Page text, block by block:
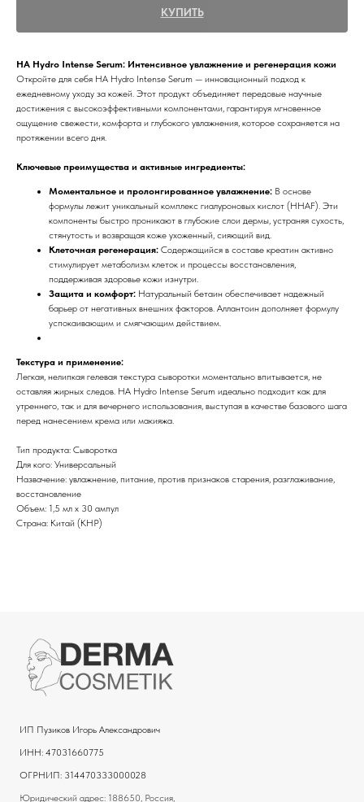
КУПИТЬ
HA Hydro Intense Serum: Интенсивное увлажнение и регенерация кожи
Откройте для себя HA Hydro Intense Serum — инновационный подход к
ежедневному уходу за кожей. Этот продукт объединяет передовые научные
достижения с высокоэффективными компонентами, гарантируя мгновенное
ощущение свежести, комфорта и глубокого увлажнения, которое сохраняется на
протяжении всего дня.
Ключевые преимущества и активные ингредиенты:
Моментальное и пролонгированное увлажнение: В основе
формулы лежит уникальный комплекс гиалуроновых кислот (HHAF). Эти
компоненты быстро проникают в глубокие слои дермы, устраняя сухость,
стянутость и возвращая коже ухоженный, сияющий вид.
Клеточная регенерация: Содержащийся в составе креатин активно
стимулирует метаболизм клеток и процессы восстановления,
поддерживая здоровье кожи изнутри.
Защита и комфорт: Натуральный бетаин обеспечивает надежный
барьер от негативных внешних факторов. Аллантоин дополняет формулу
успокаивающим и смягчающим действием.
Текстура и применение:
Легкая, нелипкая гелевая текстура сыворотки моментально впитывается, не
оставляя жирных следов. HA Hydro Intense Serum идеально подходит как для
утреннего, так и для вечернего использования, выступая в качестве базового шага
перед нанесением крема или макияжа.
Тип продукта: Сыворотка
Для кого: Универсальный
Назвачение: увлажнение, питание, против признаков старения, разглаживание,
восстановление
Объем: 1,5 мл х 30 ампул
Страна: Китай (КНР)
ИП Пузиков Игорь Александрович
ИНН: 47031660775
ОГРНИП: 314470333000028
Юридический адрес: 188650, Россия,